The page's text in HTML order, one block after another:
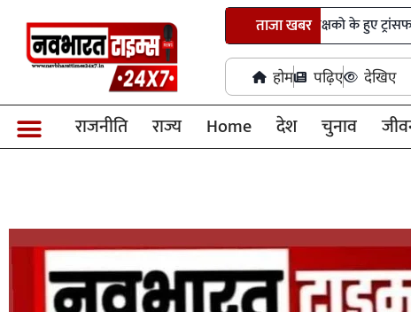
ताजा खबर
शिक्षा विभाग की तबादला सूची जारी, 700 शिक्षको के हुए ट्रांसफर, विभिन्न
होम पढ़िए देखिए
राजनीति राज्य Home देश चुनाव